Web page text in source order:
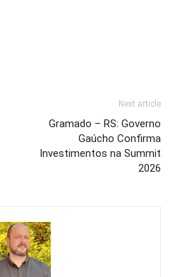
Next article
Gramado – RS: Governo
Gaúcho Confirma
Investimentos na Summit
2026